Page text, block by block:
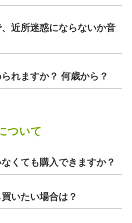
近所迷惑にならないか音
れますか？ 何歳から？
ついて
くても購入できますか？
いたい場合は？